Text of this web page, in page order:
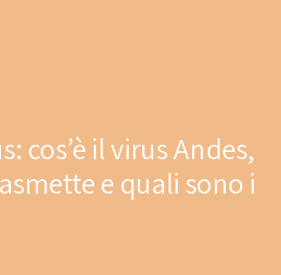
cos’è il virus Andes,
e quali sono i